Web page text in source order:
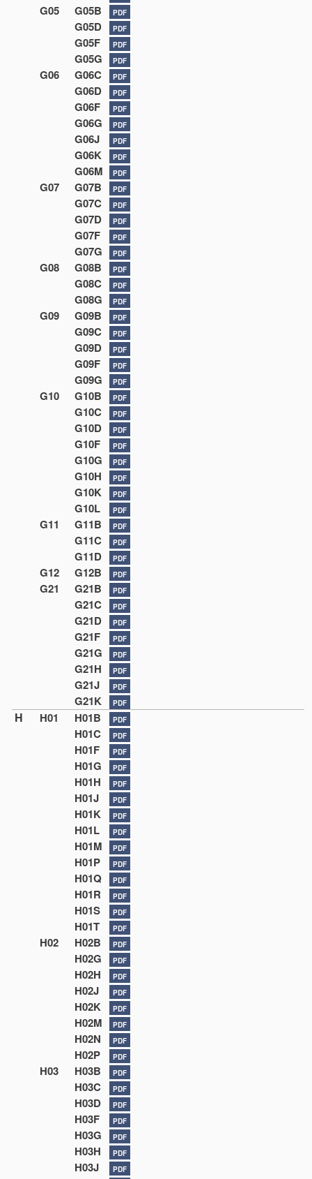
G05 G05B PDF
G05D PDF
G05F PDF
G05G PDF
G06 G06C PDF
G06D PDF
G06F PDF
G06G PDF
G06J PDF
G06K PDF
G06M PDF
G07 G07B PDF
G07C PDF
G07D PDF
G07F PDF
G07G PDF
G08 G08B PDF
G08C PDF
G08G PDF
G09 G09B PDF
G09C PDF
G09D PDF
G09F PDF
G09G PDF
G10 G10B PDF
G10C PDF
G10D PDF
G10F PDF
G10G PDF
G10H PDF
G10K PDF
G10L PDF
G11 G11B PDF
G11C PDF
G11D PDF
G12 G12B PDF
G21 G21B PDF
G21C PDF
G21D PDF
G21F PDF
G21G PDF
G21H PDF
G21J PDF
G21K PDF
H H01 H01B PDF
H01C PDF
H01F PDF
H01G PDF
H01H PDF
H01J PDF
H01K PDF
H01L PDF
H01M PDF
H01P PDF
H01Q PDF
H01R PDF
H01S PDF
H01T PDF
H02 H02B PDF
H02G PDF
H02H PDF
H02J PDF
H02K PDF
H02M PDF
H02N PDF
H02P PDF
H03 H03B PDF
H03C PDF
H03D PDF
H03F PDF
H03G PDF
H03H PDF
H03J PDF